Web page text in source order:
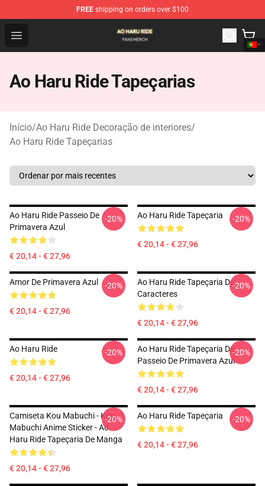
FREE shipping on orders over $100
Open menu
Ao Haru Ride Shop - Official Ao Haru Ride Merchandise
Ao Haru Ride Tapeçarias
Início/Ao Haru Ride Decoração de interiores/
Ao Haru Ride Tapeçarias
Ao Haru Ride Passeio De
Primavera Azul
€ 20,14 - € 27,96
-20% Ao Haru Ride Tapeçaria
€ 20,14 - € 27,96
-20%
Amor De Primavera Azul
€ 20,14 - € 27,96
-20%
Ao Haru Ride Tapeçaria De
Caracteres
€ 20,14 - € 27,96
-20%
Ao Haru Ride
€ 20,14 - € 27,96
-20%
Ao Haru Ride Tapeçaria De
Passeio De Primavera Azul
€ 20,14 - € 27,96
-20%
Camiseta Kou Mabuchi - Kou
Mabuchi Anime Sticker - Ao
Haru Ride Tapeçaria De Manga
€ 20,14 - € 27,96
-20% Ao Haru Ride Tapeçaria
€ 20,14 - € 27,96
-20%